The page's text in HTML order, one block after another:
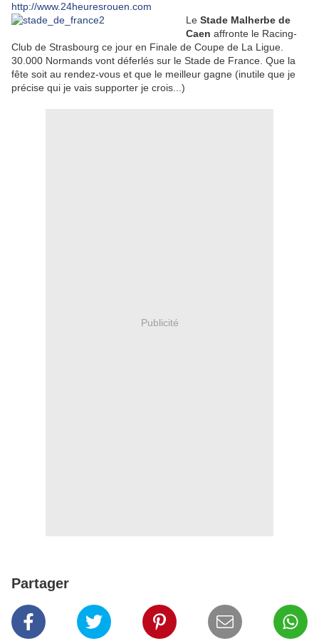
http://www.24heuresrouen.com
Le Stade Malherbe de
Caen affronte le Racing-
Club de Strasbourg ce jour en Finale de Coupe de La Ligue.
30.000 Normands vont déferlés sur le Stade de France. Que la
fête soit au rendez-vous et que le meilleur gagne (inutile que je
précise qui je vais supporter je crois...)
Publicité
Partager